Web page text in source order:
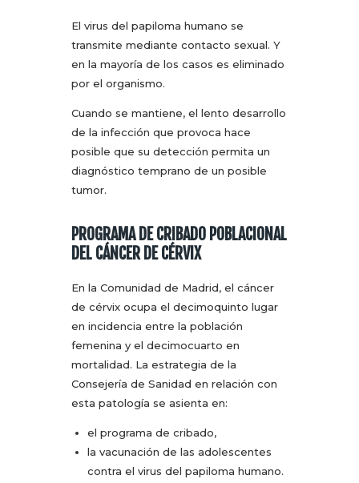
El virus del papiloma humano se
transmite mediante contacto sexual. Y
en la mayoría de los casos es eliminado
por el organismo.
Cuando se mantiene, el lento desarrollo
de la infección que provoca hace
posible que su detección permita un
diagnóstico temprano de un posible
tumor.
PROGRAMA DE CRIBADO POBLACIONAL
DEL CÁNCER DE CÉRVIX
En la Comunidad de Madrid, el cáncer
de cérvix ocupa el decimoquinto lugar
en incidencia entre la población
femenina y el decimocuarto en
mortalidad. La estrategia de la
Consejería de Sanidad en relación con
esta patología se asienta en:
el programa de cribado,
la vacunación de las adolescentes
contra el virus del papiloma humano.